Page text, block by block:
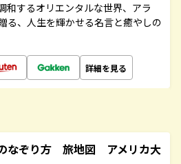
和するオリエンタルな世界、アラ
る、人生を輝かせる名言と癒やしの
詳細を見る
なぞり方 旅地図 アメリカ大